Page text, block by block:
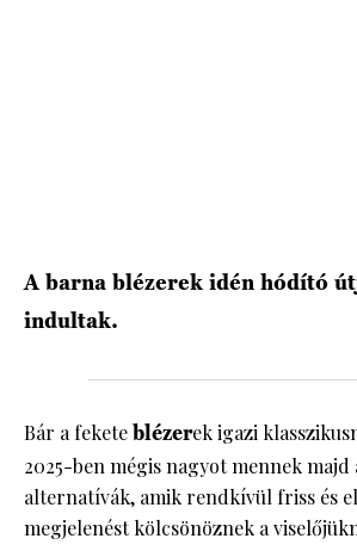
A barna blézerek idén hódító
indultak.
Bár a feketeblézerek igazi
2025-ben mégis nagyot mennek majd
alternatívák, amik rendkívül friss és
megjelenést kölcsönöznek a